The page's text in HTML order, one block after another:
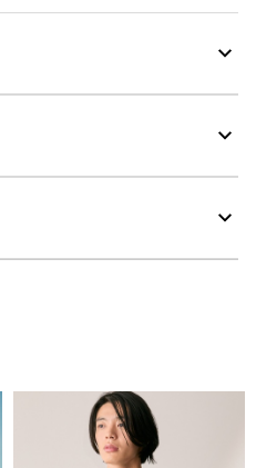
リント
。
る。底面温度110℃を限度として
げ。
68.9
71